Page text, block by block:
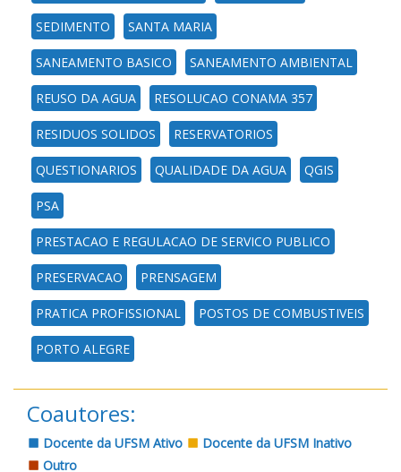
SEDIMENTO SANTA MARIA
SANEAMENTO BASICO SANEAMENTO AMBIENTAL
REUSO DA AGUA RESOLUCAO CONAMA 357
RESIDUOS SOLIDOS RESERVATORIOS
QUESTIONARIOS QUALIDADE DA AGUA QGIS
PSA
PRESTACAO E REGULACAO DE SERVICO PUBLICO
PRESERVACAO PRENSAGEM
PRATICA PROFISSIONAL POSTOS DE COMBUSTIVEIS
PORTO ALEGRE
Coautores:
Docente da UFSM Ativo
Docente da UFSM Inativo
Outro